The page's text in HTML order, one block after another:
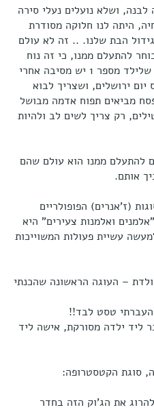
ושלא נועלים נעלי סירה
היתה לנו חלוקה מסודרת
הבת שלנו. .. זה לא עולם
להתעלם ממנו, כי זה נוח
לך. לא צריך מוח נשי כדי לזכור שלילד מספר 1 יש מסיבה אחרי
מספר 2 יש טקס יום ירושלים, ושצריך לבוא
מביאים תפוח אדמה מבושל
רק צריך לשים לב ולהיות
להתעלם ממנו הוא עולם שהם
אותם.
(ז'אנרים) הפופולריים
ואלמנות צעירים" היא
עשיית פעולות המשוייכות
– העוגה הראשונה שהכנתי
טסט לבד!!
ליד ילדה מסורקת, אישה ליד
סוגת הקטסטרופה:
את הג'וק הזה בחדר